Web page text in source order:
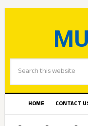
HOME CONTACT